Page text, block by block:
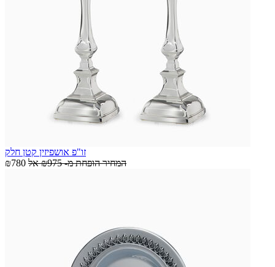
זו"פ אושפיזין קטן חלק
₪780
המחיר הופחת מ-₪975 אל